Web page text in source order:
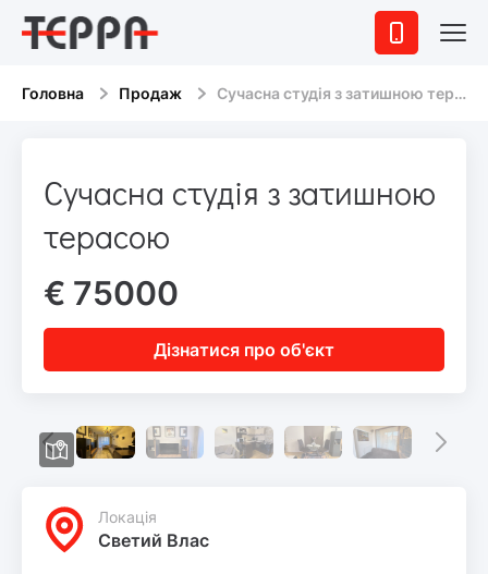
Головна Продаж Сучасна студія з затишною терасою
Сучасна студія з затишною
терасою
€ 75000
Дізнатися про об'єкт
Локацiя
Светий Влас